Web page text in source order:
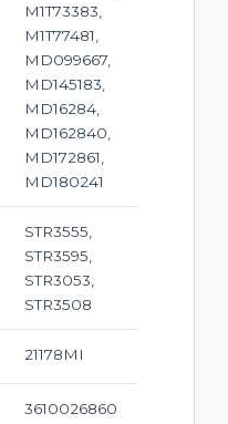
M1T73383,
M1T77481,
MD099667,
MD145183,
MD16284,
MD162840,
MD172861,
MD180241
STR3555,
STR3595,
STR3053,
STR3508
21178MI
3610026860